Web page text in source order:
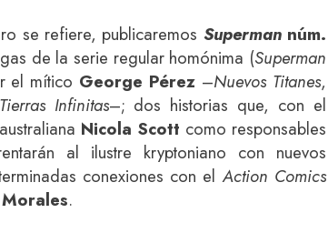
se refiere, publicaremos Superman núm.
de la serie regular homónima (Superman
el mítico George Pérez –Nuevos Titanes,
Infinitas–; dos historias que, con el
Nicola Scott como responsables
al ilustre kryptoniano con nuevos
conexiones con elAction Comics
.